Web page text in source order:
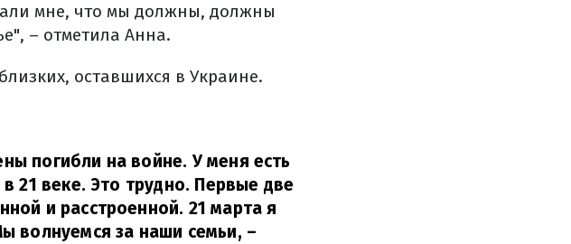
мне, что мы должны, должны
– отметила Анна.
оставшихся в Украине.
погибли на войне. У меня есть
21 веке. Это трудно. Первые две
и расстроенной. 21 марта я
волнуемся за наши семьи, –